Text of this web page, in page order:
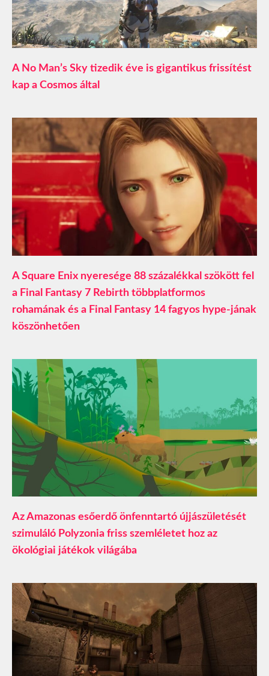
A No Man’s Sky tizedik éve is gigantikus frissítést
kap a Cosmos által
A Square Enix nyeresége 88 százalékkal szökött fel
a Final Fantasy 7 Rebirth többplatformos
rohamának és a Final Fantasy 14 fagyos hype-jának
köszönhetően
Az Amazonas esőerdő önfenntartó újjászületését
szimuláló Polyzonia friss szemléletet hoz az
ökológiai játékok világába